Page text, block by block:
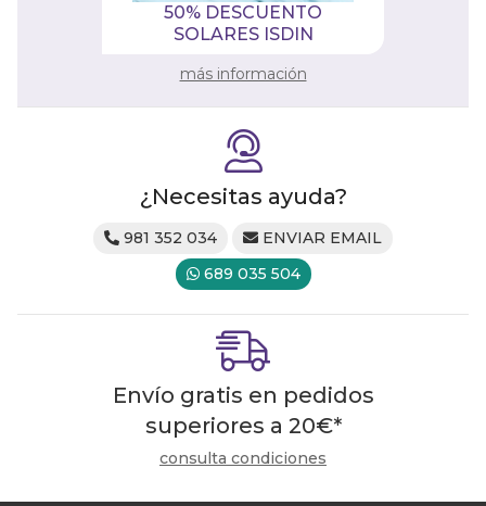
50% DESCUENTO
SOLARES ISDIN
más información
¿Necesitas ayuda?
981 352 034
ENVIAR EMAIL
689 035 504
Envío gratis en pedidos
superiores a 20€*
consulta condiciones